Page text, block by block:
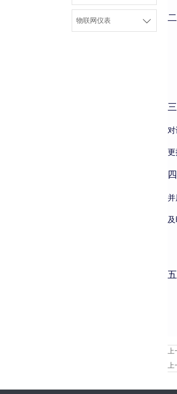
物联网仪表  二
三
对
更
四
并
五